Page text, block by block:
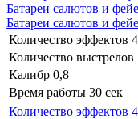
Батареи салютов и
Батареи салютов и
Количество эффектов 4
Количество выстрелов
Калибр 0,8
Время работы 30 сек
Количество эффектов 4